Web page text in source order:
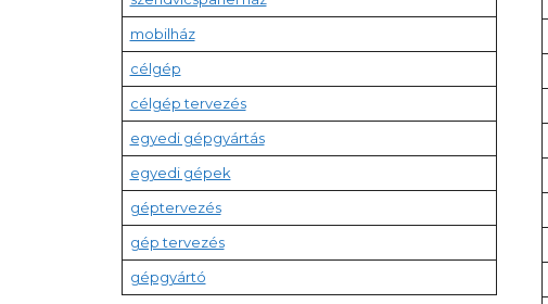
mobilház
célgép
célgép tervezés
egyedi gépgyártás
egyedi gépek
géptervezés
gép tervezés
gépgyártó